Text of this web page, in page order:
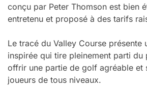
conçu par Peter Thomson est bien
entretenu et proposé à des tarifs
Le tracé du Valley Course présente
inspirée qui tire pleinement parti
offrir une partie de golf agréable et
joueurs de tous niveaux.